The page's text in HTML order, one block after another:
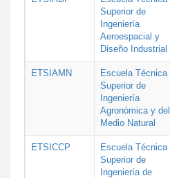
Superior de
Ingeniería
Aeroespacial y
Diseño Industrial
ETSIAMN
Escuela Técnica
Superior de
Ingeniería
Agronómica y del
Medio Natural
ETSICCP
Escuela Técnica
Superior de
Ingeniería de